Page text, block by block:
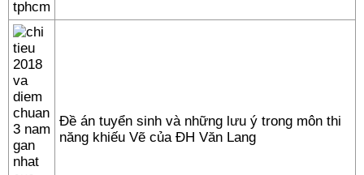
Đề án tuyển sinh và những lưu ý trong môn thi
năng khiếu Vẽ của ĐH Văn Lang